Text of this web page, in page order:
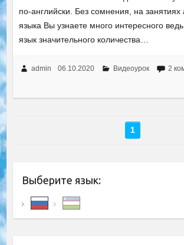
по-английски. Без сомнения, на занятиях
языка Вы узнаете много интересного
язык значительного количества…
admin 06.10.2020 Видеоурок 2
1
Выберите язык: